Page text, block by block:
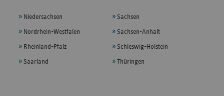
Niedersachsen
Nordrhein-Westfalen
Rheinland-Pfalz
Saarland
Sachsen
Sachsen-Anhalt
Schleswig-Holstein
Thüringen